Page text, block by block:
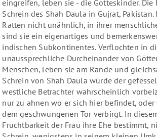
eingreifen, leben sie - die Gotteskinder. Die
Schrein des Shah Daula in Gujrat, Pakistan.
Ratten nicht unähnlich, in ihrer
sind sie ein eigenartiges und
indischen Subkontinentes. Verflochten in
unaussprechliche Durcheinander von
Menschen, leben sie am Rande und
Schrein von Shah Daula würde der
westliche Betrachter wahrscheinlich
nur zu ahnen wo er sich hier befindet,
dem geschwungenen Tor verbirgt. In
Fruchtbarkeit der Frau ihre Ehe bestimmt,